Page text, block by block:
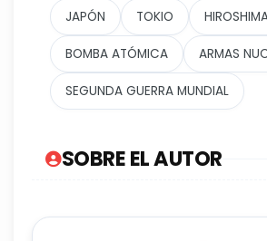
JAPÓN TOKIO
BOMBA ATÓMICA ARMAS
SEGUNDA GUERRA MUNDIAL
SOBRE EL AUTOR